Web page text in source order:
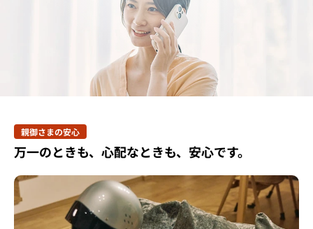
親御さまの安心
万一のときも、心配なときも、安心です。